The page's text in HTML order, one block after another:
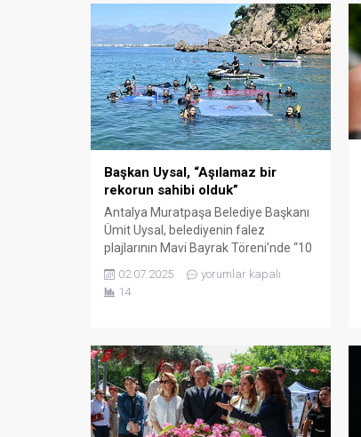
Başkan Uysal, “Aşılamaz bir
rekorun sahibi olduk”
Antalya Muratpaşa Belediye Başkanı
Ümit Uysal, belediyenin falez
plajlarının Mavi Bayrak Töreni’nde “10
ödüllendiriliyoruz. Plajlarımız bu yıl da
mavi bayrak almaya layık görüldü.
konuştu. Türkiye’nin 233 plajıyla ‘mavi
bayrak’ şampiyonu Antalya’da,
Muratpaşa Belediyesi’nin...
02.07.2025
yorumlar kapalı
14